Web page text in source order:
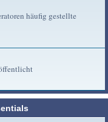
häufig gestellte